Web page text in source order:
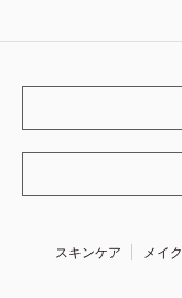
スキンケア メイク